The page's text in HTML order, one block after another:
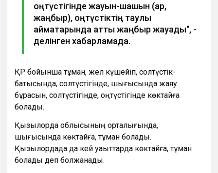
оңтүстігінде жауын-шашын (қар,
жаңбыр), оңтүстіктің таулы
аймақтарында қатты жаңбыр жауады", -
делінген хабарламада.
ҚР бойынша тұман, жел күшейіп, солтүстік-
батысында, солтүстігінде, шығысында жаяу
бұрқасын, солтүстігінде, оңтүстігінде көктайғақ
болады.
Қызылорда облысының орталығында,
шығысында көктайғақ, тұман болады.
Қызылордада да кей уақыттарда көктайғақ, тұман
болады деп болжанады.